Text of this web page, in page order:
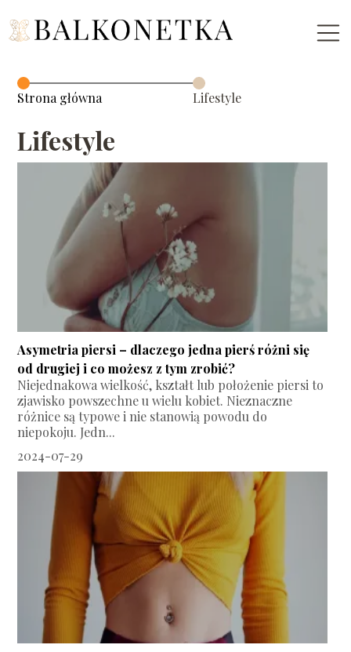
Strona główna Lifestyle
Lifestyle
Asymetria piersi – dlaczego jedna pierś różni się
od drugiej i co możesz z tym zrobić?
Niejednakowa wielkość, kształt lub położenie piersi to
zjawisko powszechne u wielu kobiet. Nieznaczne
różnice są typowe i nie stanowią powodu do
niepokoju. Jedn...
2024-07-29